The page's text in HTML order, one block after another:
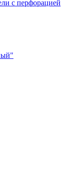
с перфорацией